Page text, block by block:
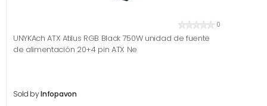
0
UNYKAch ATX Atilus RGB Black 750W unidad de fuente
de alimentación 20+4 pin ATX Ne
Sold byInfopavon